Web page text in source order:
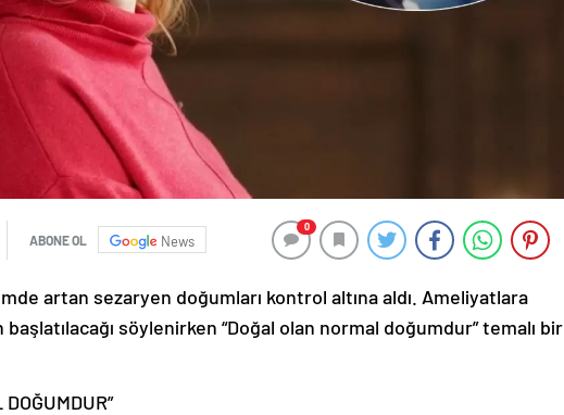
ABONE OL News
0
artan sezaryen doğumları kontrol altına aldı. Ameliyatlara
söylenirken “Doğal olan normal doğumdur” temalı bir